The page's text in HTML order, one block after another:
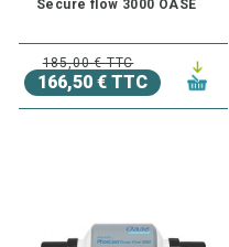
Secure flow 3000 OASE
185,00 € TTC
166,50 € TTC